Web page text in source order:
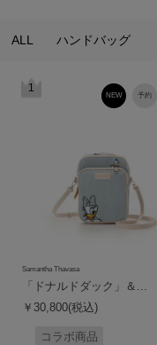
ALL ハンドバッグ
1
予約
NEW
Samantha Thavasa
「ドナルドダック」＆...
￥30,800(税込)
コラボ商品